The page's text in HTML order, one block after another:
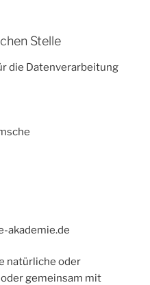
Stelle
die Datenverarbeitung
akademie.de
natürliche oder
gemeinsam mit